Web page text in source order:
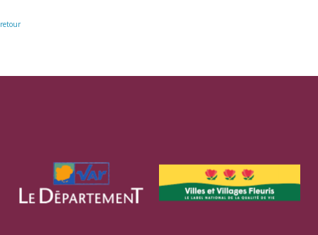
retour